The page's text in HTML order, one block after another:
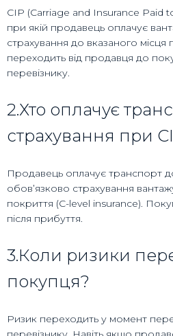
CIP (Carriage and Insurance Paid
при якій продавець оплачує
страхування до вказаного
переходить від продавця до
перевізнику.
2.Хто оплачує
страхування при
Продавець оплачує транспорт
обов’язково страхування
покриття (C-level insurance).
після прибуття.
3.Коли ризики
покупця?
Ризик переходить у момент